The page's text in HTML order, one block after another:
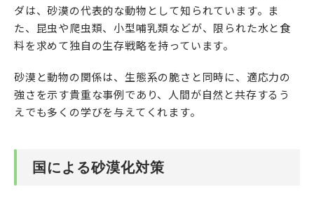
ダは、砂漠の代表的な動物として知られています。ま
た、昆虫や爬虫類、小型哺乳類などが、限られた水と食
料を求めて独自の生存戦略を持っています。
砂漠と動物の関係は、生態系の脆さと同時に、適応力の
強さを示す貴重な事例であり、人間が自然と共存するう
えでも多くの学びを与えてくれます。
国による砂漠化対策